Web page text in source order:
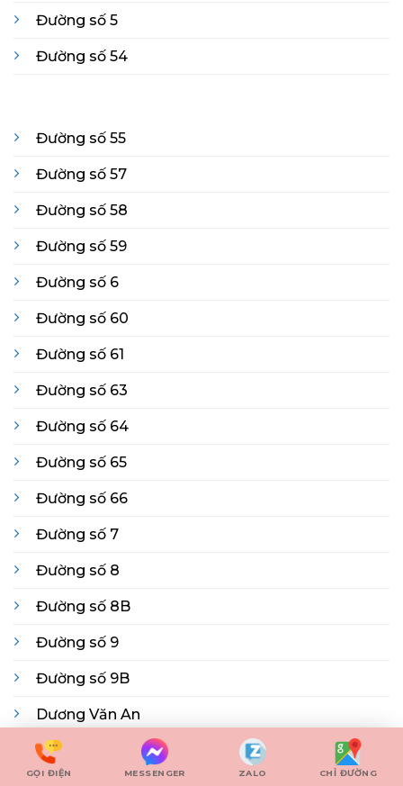
Đường số 5
Đường số 54
Đường số 55
Đường số 57
Đường số 58
Đường số 59
Đường số 6
Đường số 60
Đường số 61
Đường số 63
Đường số 64
Đường số 65
Đường số 66
Đường số 7
Đường số 8
Đường số 8B
Đường số 9
Đường số 9B
Dương Văn An
Giang Văn Minh
GỌI ĐIỆN MESSENGER ZALO CHỈ ĐƯỜNG